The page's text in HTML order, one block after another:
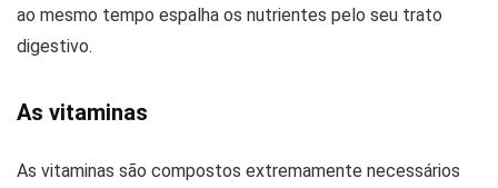
ao mesmo tempo espalha os nutrientes pelo seu trato
digestivo.
As vitaminas
As vitaminas são compostos extremamente necessários